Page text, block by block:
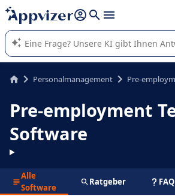
beantworten (mehrere Zeilen mit
Die KI von Appvizer führt Sie bei der Nutzung
von SaaS-Software in Unternehmen.
Personalmanagement Pre-
Pre-employment
Software
Alle
Software
Ratgeber FAQ